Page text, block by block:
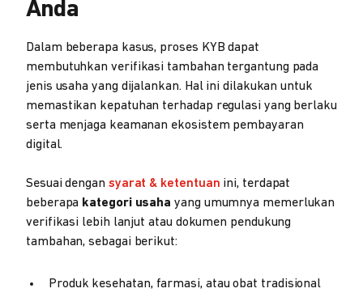
Anda
Dalam beberapa kasus, proses KYB dapat
membutuhkan verifikasi tambahan tergantung pada
jenis usaha yang dijalankan. Hal ini dilakukan untuk
memastikan kepatuhan terhadap regulasi yang berlaku
serta menjaga keamanan ekosistem pembayaran
digital.
Sesuai dengan syarat & ketentuan ini, terdapat
beberapa kategori usaha yang umumnya memerlukan
verifikasi lebih lanjut atau dokumen pendukung
tambahan, sebagai berikut:
Produk kesehatan, farmasi, atau obat tradisional